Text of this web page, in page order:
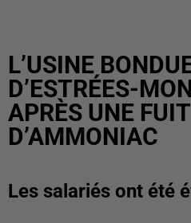
L’USINE
D’ESTRÉES-
APRÈS UNE
D’AMMONIAC
Les salariés ont été